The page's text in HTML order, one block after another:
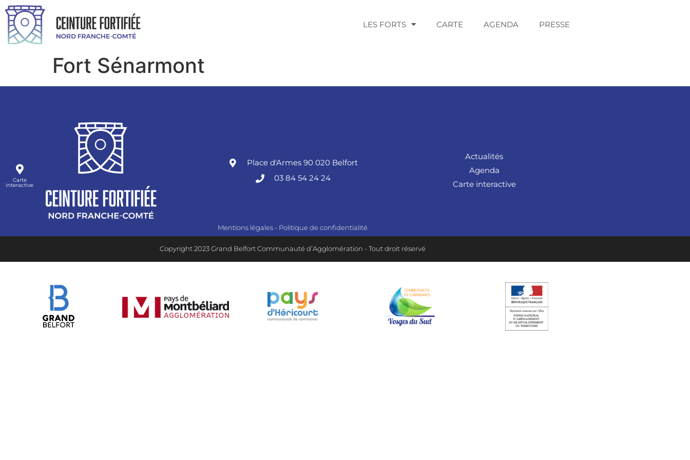
LES FORTS CARTE AGENDA PRESSE
Carte
interactive
Fort Sénarmont
Place d'Armes 90 020 Belfort
03 84 54 24 24
Actualités
Agenda
Carte interactive
Mentions légales - Politique de confidentialité
Copyright 2023 Grand Belfort Communauté d’Agglomération - Tout droit réservé